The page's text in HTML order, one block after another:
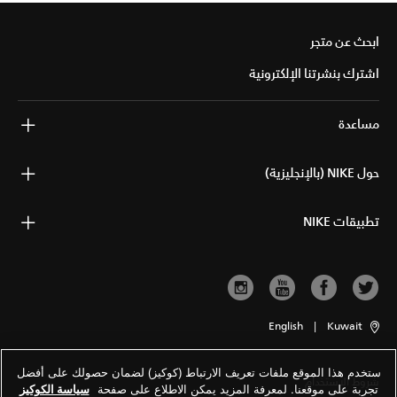
ابحث عن متجر
اشترك بنشرتنا الإلكترونية
مساعدة
حول NIKE (بالإنجليزية)
تطبيقات NIKE
Kuwait
|
English
شروط الاستخدام
ستخدم هذا الموقع ملفات تعريف الارتباط (كوكيز) لضمان حصولك على أفضل
تجربة على موقعنا. لمعرفة المزيد يمكن الاطلاع على صفحة سياسة الكوكيز